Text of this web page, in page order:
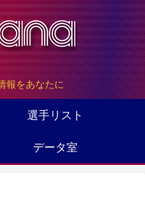
報をあなたに
選手リスト
データ室